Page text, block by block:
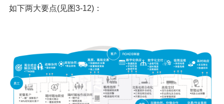
如下两大要点(见图3-12)：